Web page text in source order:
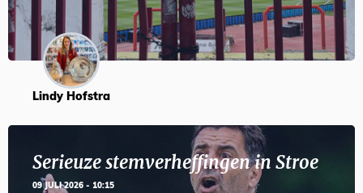
Lindy Hofstra
Serieuze stemverheffingen in Stroe
09 JULI 2026 - 10:15